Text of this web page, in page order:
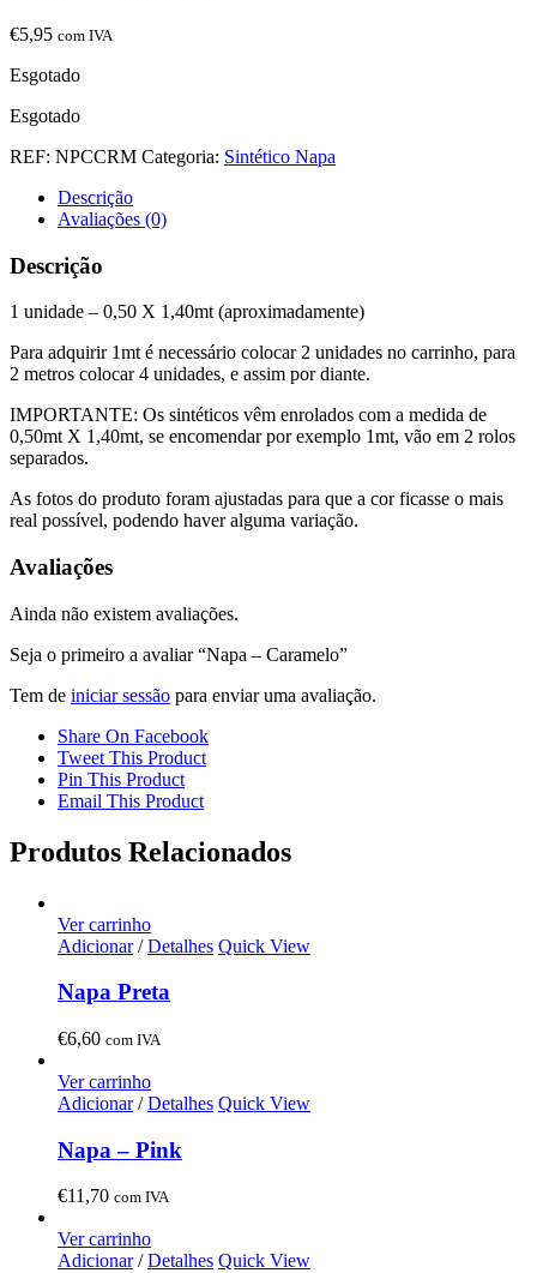
€5,95 com IVA
Esgotado
Esgotado
REF: NPCCRM Categoria: Sintético Napa
Descrição
Avaliações (0)
Descrição
1 unidade – 0,50 X 1,40mt (aproximadamente)
Para adquirir 1mt é necessário colocar 2 unidades no carrinho, para
2 metros colocar 4 unidades, e assim por diante.
IMPORTANTE: Os sintéticos vêm enrolados com a medida de
0,50mt X 1,40mt, se encomendar por exemplo 1mt, vão em 2 rolos
separados.
As fotos do produto foram ajustadas para que a cor ficasse o mais
real possível, podendo haver alguma variação.
Avaliações
Ainda não existem avaliações.
Seja o primeiro a avaliar “Napa – Caramelo”
Tem de iniciar sessão para enviar uma avaliação.
Share On Facebook
Tweet This Product
Pin This Product
Email This Product
Produtos Relacionados
Ver carrinho
Adicionar/ Detalhes Quick View
Napa Preta
€6,60 com IVA
Ver carrinho
Adicionar/ Detalhes Quick View
Napa – Pink
€11,70 com IVA
Ver carrinho
Adicionar/ Detalhes Quick View